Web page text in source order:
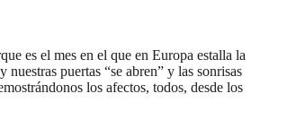
es el mes en el que en Europa estalla la
puertas “se abren” y las sonrisas
los afectos, todos, desde los